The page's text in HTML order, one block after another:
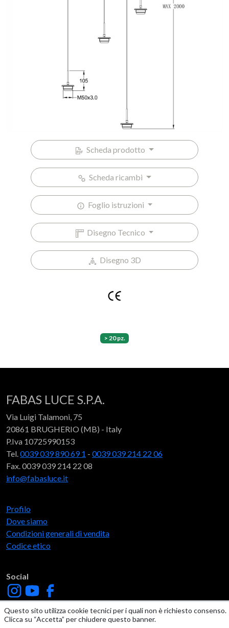
Questo sito utilizza cookie tecnici per i quali non è richiesto consenso.
Clicca su “Accetta” per chiudere questo banner.
Scheda prodotto
Scheda ricambi
Foglio istruzioni
Disegno Tecnico
Disegno 3D
> 20 pz.
FABAS LUCE S.P.A.
Via Luigi Talamoni, 75
20861 BRUGHERIO (MB) - Italy
P.Iva 10725990153
Tel.0039 039 890 69 1 - 0039 039 214 22 06
Fax. 0039 039 214 22 08
info@fabasluce.it
Profilo
Dove siamo
Condizioni generali di vendita
Codice etico
Social